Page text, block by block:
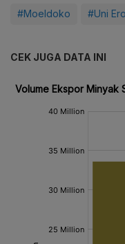
#Moeldoko #Uni
CEK JUGA DATA INI